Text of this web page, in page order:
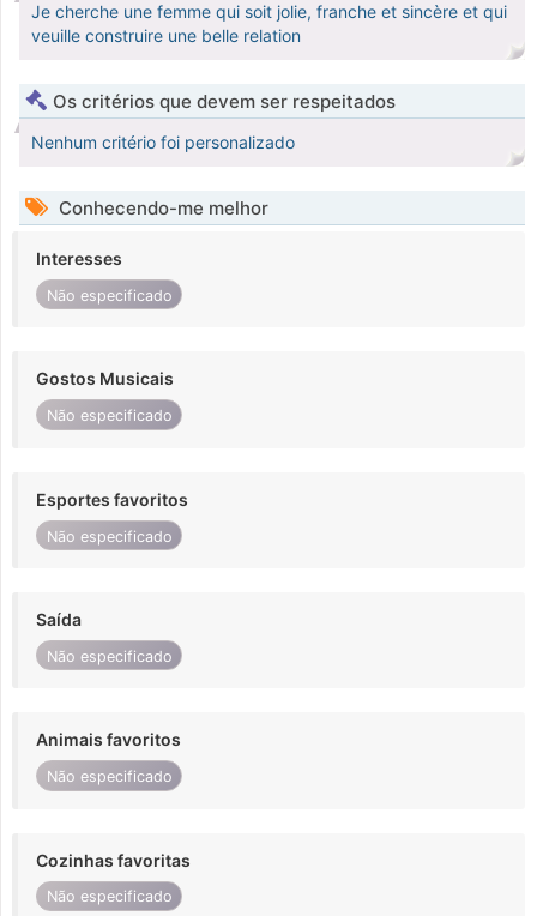
Je cherche une femme qui soit jolie, franche et sincère et qui
veuille construire une belle relation
Os critérios que devem ser respeitados
Nenhum critério foi personalizado
Conhecendo-me melhor
Interesses
Não especificado
Gostos Musicais
Não especificado
Esportes favoritos
Não especificado
Saída
Não especificado
Animais favoritos
Não especificado
Cozinhas favoritas
Não especificado